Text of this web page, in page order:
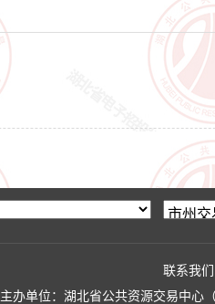
联系我们
主办单位：湖北省公共资源交易中心